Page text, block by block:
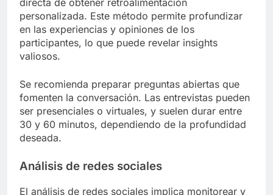
personalizada. Este método permite profundizar
en las experiencias y opiniones de los
participantes, lo que puede revelar insights
valiosos.
Se recomienda preparar preguntas abiertas que
fomenten la conversación. Las entrevistas pueden
ser presenciales o virtuales, y suelen durar entre
30 y 60 minutos, dependiendo de la profundidad
deseada.
Análisis de redes sociales
El análisis de redes sociales implica monitorear y